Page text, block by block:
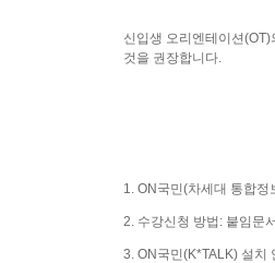
신입생 오리엔테이션
것을 권장합니다.
1. ON국민(차세대 통합
2. 수강신청 방법: 붙임문
3. ON국민(K*TALK) 설치